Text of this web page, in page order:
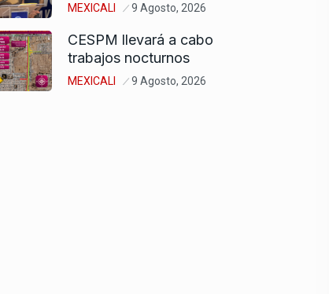
MEXICALI 9 Agosto, 2026
CESPM llevará a cabo
trabajos nocturnos
MEXICALI 9 Agosto, 2026